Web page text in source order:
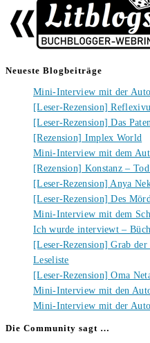
Neueste Blogbeiträge
Mini-Interview mit der
[Leser-Rezension]
[Leser-Rezension] Das
[Rezension] Implex World
Mini-Interview mit dem
[Rezension] Konstanz –
[Leser-Rezension] Anya
[Leser-Rezension] Des
Mini-Interview mit dem
Ich wurde interviewt –
[Leser-Rezension] Grab
Leseliste
[Leser-Rezension] Oma
Mini-Interview mit den
Mini-Interview mit der
Die Community sagt …